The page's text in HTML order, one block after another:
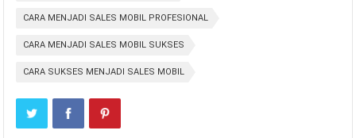
CARA MENJADI SALES MOBIL PROFESIONAL
CARA MENJADI SALES MOBIL SUKSES
CARA SUKSES MENJADI SALES MOBIL